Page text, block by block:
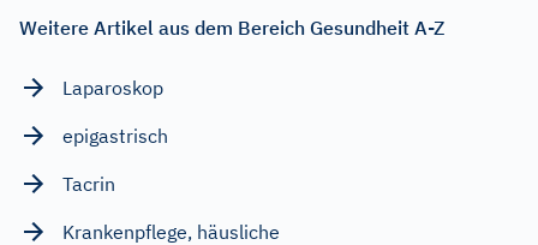
Weitere Artikel aus dem Bereich Gesundheit A-Z
Laparoskop
epigastrisch
Tacrin
Krankenpflege, häusliche